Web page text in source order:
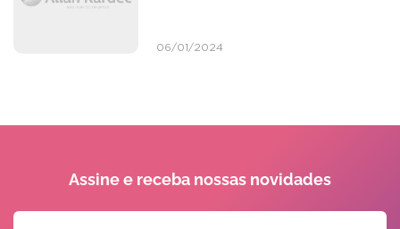
06/01/2024
Assine e receba nossas novidades